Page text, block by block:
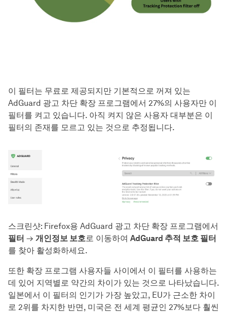
이 필터는 무료로 제공되지만 기본적으로 꺼져 있는
AdGuard 광고 차단 확장 프로그램에서 27%의 사용자만 이
필터를 켜고 있습니다. 아직 켜지 않은 사용자 대부분은 이
필터의 존재를 모르고 있는 것으로 추정됩니다.
스크린샷: Firefox용 AdGuard 광고 차단 확장 프로그램에서
필터 → 개인정보 보호로 이동하여 AdGuard 추적 보호 필터
를 찾아 활성화하세요.
또한 확장 프로그램 사용자들 사이에서 이 필터를 사용하는
데 있어 지역별로 약간의 차이가 있는 것으로 나타났습니다.
일본에서 이 필터의 인기가 가장 높았고, EU가 근소한 차이
로 2위를 차지한 반면, 미국은 전 세계 평균인 27%보다 훨씬